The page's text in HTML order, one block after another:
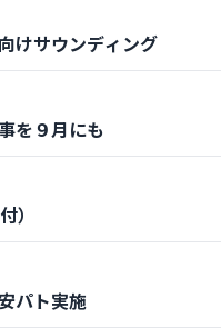
けサウンディング
を９月にも
）
パト実施